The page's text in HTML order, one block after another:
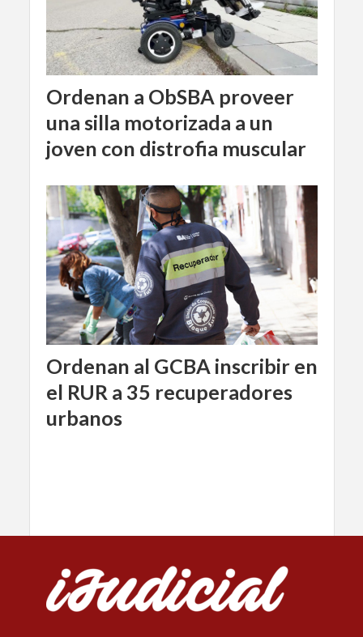
Ordenan a ObSBA proveer
una silla motorizada a un
joven con distrofia muscular
Ordenan al GCBA inscribir en
el RUR a 35 recuperadores
urbanos